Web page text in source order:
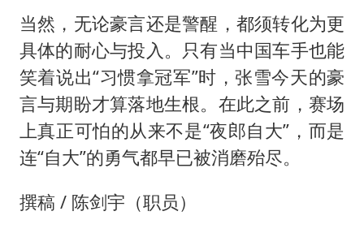
当然，无论豪言还是警醒，都须转化为更
具体的耐心与投入。只有当中国车手也能
笑着说出“习惯拿冠军”时，张雪今天的豪
言与期盼才算落地生根。在此之前，赛场
上真正可怕的从来不是“夜郎自大”，而是
连“自大”的勇气都早已被消磨殆尽。
撰稿 / 陈剑宇（职员）